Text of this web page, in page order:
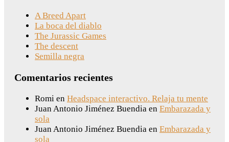
A Breed Apart
La boca del diablo
The Jurassic Games
The descent
Semilla negra
Comentarios recientes
Romi en Headspace interactivo. Relaja tu mente
Juan Antonio Jiménez Buendia en Embarazada y
sola
Juan Antonio Jiménez Buendia en Embarazada y
sola